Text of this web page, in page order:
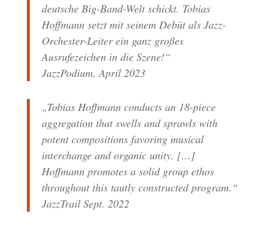
deutsche Big-Band-Welt schickt. Tobias
Hoffmann setzt mit seinem Debüt als Jazz-
Orchester-Leiter ein ganz großes
Ausrufezeichen in die Szene!“
JazzPodium, April 2023
„Tobias Hoffmann conducts an 18-piece
aggregation that swells and sprawls with
potent compositions favoring musical
interchange and organic unity. […]
Hoffmann promotes a solid group ethos
throughout this tautly constructed program.“
JazzTrail Sept. 2022